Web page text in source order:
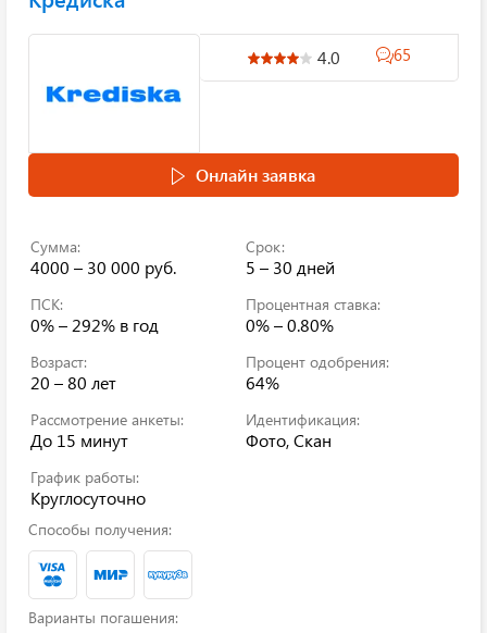
4.0 65
Онлайн заявка
Сумма:
4000 – 30 000 руб.
Срок:
5 – 30 дней
ПСК:
0% – 292% в год
Процентная ставка:
0% – 0.80%
Возраст:
20 – 80 лет
Процент одобрения:
64%
Рассмотрение анкеты:
До 15 минут
Идентификация:
Фото, Скан
График работы:
Круглосуточно
Способы получения:
Варианты погашения: